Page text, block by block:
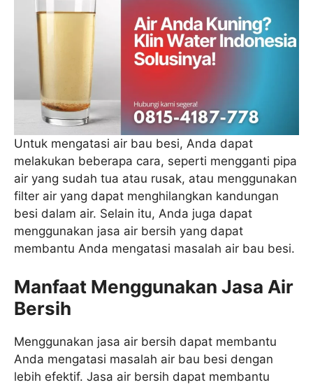
Untuk mengatasi air bau besi, Anda dapat
melakukan beberapa cara, seperti mengganti pipa
air yang sudah tua atau rusak, atau menggunakan
filter air yang dapat menghilangkan kandungan
besi dalam air. Selain itu, Anda juga dapat
menggunakan jasa air bersih yang dapat
membantu Anda mengatasi masalah air bau besi.
Manfaat Menggunakan Jasa Air
Bersih
Menggunakan jasa air bersih dapat membantu
Anda mengatasi masalah air bau besi dengan
lebih efektif. Jasa air bersih dapat membantu